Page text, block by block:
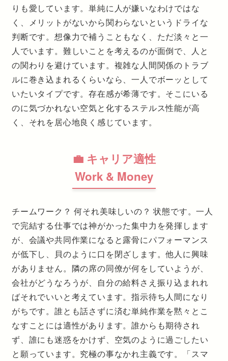
りも愛しています。単純に人が嫌いなわけではな
く、メリットがないから関わらないというドライな
判断です。想像力で補うこともなく、ただ淡々と一
人でいます。難しいことを考えるのが面倒で、人と
の関わりを避けています。複雑な人間関係のトラブ
ルに巻き込まれるくらいなら、一人でボーッとして
いたいタイプです。存在感が希薄です。そこにいる
のに気づかれない空気と化するステルス性能が高
く、それを居心地良く感じています。
💼 キャリア適性
Work & Money
チームワーク？ 何それ美味しいの？ 状態です。一人
で完結する仕事では神がかった集中力を発揮します
が、会議や共同作業になると露骨にパフォーマンス
が低下し、貝のように口を閉ざします。他人に興味
がありません。隣の席の同僚が何をしていようが、
会社がどうなろうが、自分の給料さえ振り込まれれ
ばそれでいいと考えています。指示待ち人間になり
がちです。誰とも話さずに済む単純作業を黙々とこ
なすことには適性があります。誰からも期待され
ず、誰にも迷惑をかけず、空気のように過ごしたい
と願っています。究極の事なかれ主義です。「スマ